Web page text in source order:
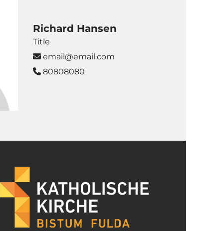
Richard Hansen
Title
 email@email.com
 80808080